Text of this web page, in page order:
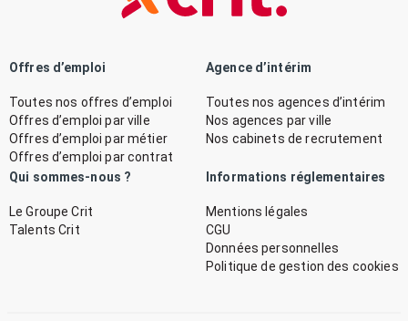
Offres d’emploi
Toutes nos offres d’emploi
Offres d’emploi par ville
Offres d’emploi par métier
Offres d’emploi par contrat
Agence d’intérim
Toutes nos agences d’intérim
Nos agences par ville
Nos cabinets de recrutement
Qui sommes-nous ?
Le Groupe Crit
Talents Crit
Informations réglementaires
Mentions légales
CGU
Données personnelles
Politique de gestion des cookies